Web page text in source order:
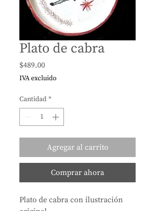
Plato de cabra
$489.00Precio
IVA excluido
Cantidad *
Agregar al carrito
Comprar ahora
Plato de cabra con ilustración